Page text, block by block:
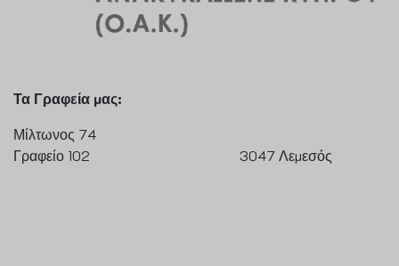
Τα Γραφεία μας:
Μίλτωνος 74
Γραφείο 102 3047 Λεμεσός